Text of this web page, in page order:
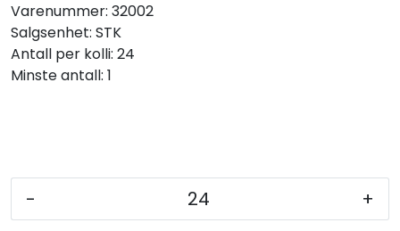
Varenummer: 32002
Salgsenhet: STK
Antall per kolli: 24
Minste antall: 1
- +